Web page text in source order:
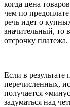
когда цена
чем по
речь идет о
значительный, то
отсрочку платежа.
Если в
перечисленных,
получается
задуматься над